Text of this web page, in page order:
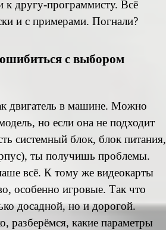
к другу-программисту. Всё
и с примерами. Погнали?
с выбором
двигатель в машине. Можно
но если она не подходит
системный блок, блок питания,
), ты получишь проблемы.
всё. К тому же видеокарты
особенно игровые. Так что
досадной, но и дорогой.
разберёмся, какие параметры